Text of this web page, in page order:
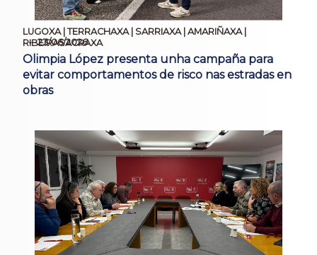
LUGOXA | TERRACHAXA | SARRIAXA | AMARIÑAXA |
RIBEIRASACRAXA
23/06/2026
Olimpia López presenta unha campaña para
evitar comportamentos de risco nas estradas en
obras